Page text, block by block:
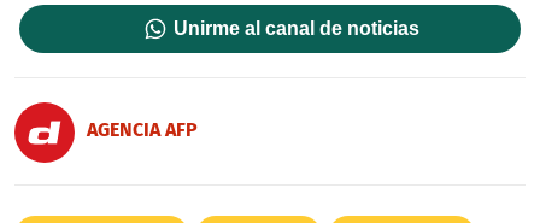
Unirme al canal de noticias
AGENCIA AFP